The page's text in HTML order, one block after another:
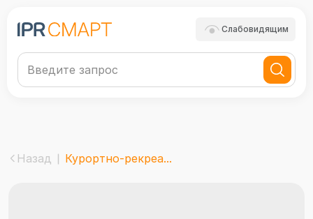
Слабовидящим
Назад Курортно-рекреа...